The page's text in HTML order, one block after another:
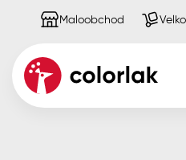
Maloobchod